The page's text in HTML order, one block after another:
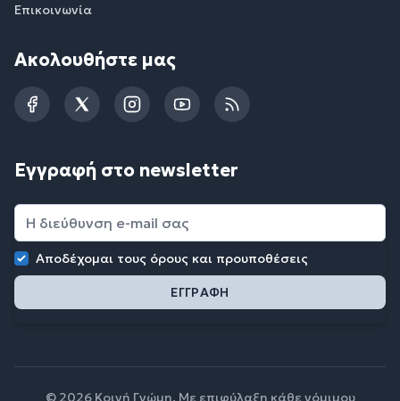
Επικοινωνία
Ακολουθήστε μας
FacebookTwitterInstagramYouTubeRSS
Εγγραφή στο newsletter
Αποδέχομαι τους όρους και προυποθέσεις
© 2026 Κοινή Γνώμη. Με επιφύλαξη κάθε νόμιμου